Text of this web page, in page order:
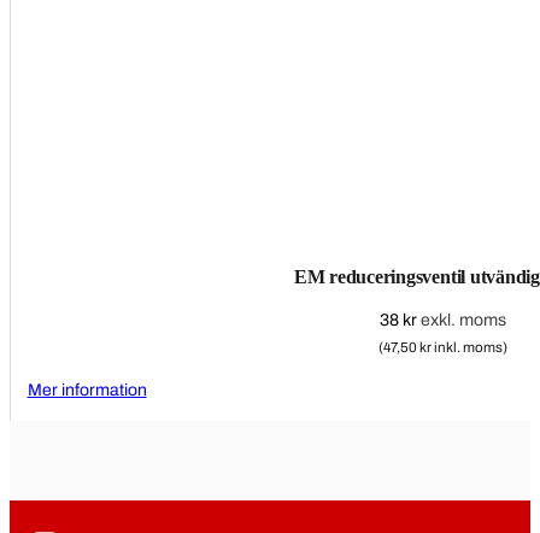
EM reduceringsventil
38 kr exkl. moms
(47,50 kr inkl. moms)
Mer information